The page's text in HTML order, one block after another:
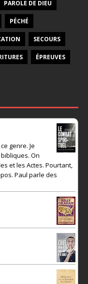
PAROLE DE DIEU
PÉCHÉ
SECOURS
ÉPREUVES
genre. Je
On
et les Actes. Pourtant,
Paul parle des